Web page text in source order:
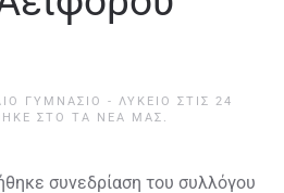
ΓΥΜΝΑΣΙΟ - ΛΥΚΕΙΟ ΣΤΙΣ 24
ΣΤΟ ΤΑ ΝΈΑ ΜΑΣ .
συνεδρίαση του συλλόγου